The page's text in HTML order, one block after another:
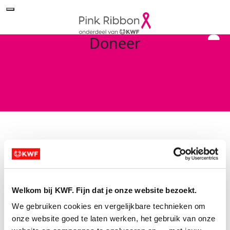
Welkom bij KWF. Fijn dat je onze website bezoekt.
We gebruiken cookies en vergelijkbare technieken om
onze website goed te laten werken, het gebruik van onze
Doneer
Search for a Fundraiser
Of doneer direct aan Pink Ribbon
Sorry no results returned for your